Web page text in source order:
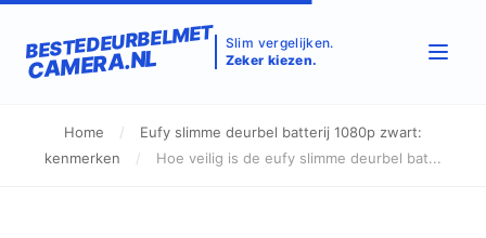
BESTEDEURBELMET
CAMERA.NL
Slim vergelijken.
Zeker kiezen.
Home /
Eufy slimme deurbel batterij 1080p zwart:
kenmerken
/ Hoe veilig is de eufy slimme deurbel bat...